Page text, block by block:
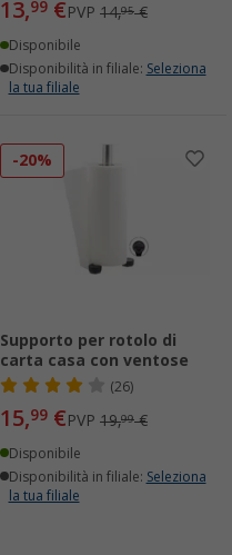
13,99 €PVP 14,95€
Disponibile
Disponibilità in filiale: Seleziona
la tua filiale
-20%
Supporto per rotolo di
carta casa con ventose
(26)
15,99 €PVP 19,99€
Disponibile
Disponibilità in filiale: Seleziona
la tua filiale